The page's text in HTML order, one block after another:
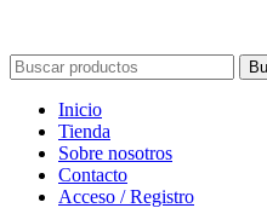
Inicio
Tienda
Sobre nosotros
Contacto
Acceso / Registro